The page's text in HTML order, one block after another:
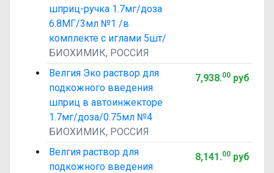
шприц-ручка 1.7мг/доза
6.8МГ/3мл №1 /в
комплекте с иглами 5шт/
БИОХИМИК, РОССИЯ
Велгия Эко раствор для
подкожного введения
шприц в автоинжекторе
1.7мг/доза/0.75мл №4
БИОХИМИК, РОССИЯ
7,938.00руб
Велгия раствор для
подкожного введения
8,141.00руб